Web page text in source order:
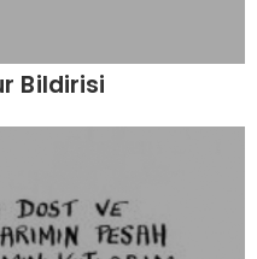
Bildirisi